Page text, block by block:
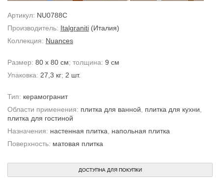
Артикул: NU0788C
Производитель: Italgraniti (Италия)
Коллекция: Nuances
Размер: 80 x 80 см; толщина: 9 см
Упаковка: 27,3 кг; 2 шт.
Тип: керамогранит
Области применения: плитка для ванной плитка для кухни
плитка для гостиной
Назначения: настенная плитка
напольная плитка
Поверхность: матовая плитка
ДОСТУПНА ДЛЯ ПОКУПКИ